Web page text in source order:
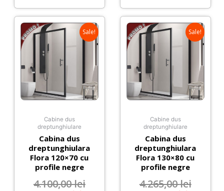
Sale!
Cabine dus
dreptunghiulare
Cabina dus
dreptunghiulara
Flora 120×70 cu
profile negre
4.100,00lei
Sale!
Cabine dus
dreptunghiulare
Cabina dus
dreptunghiulara
Flora 130×80 cu
profile negre
4.265,00lei